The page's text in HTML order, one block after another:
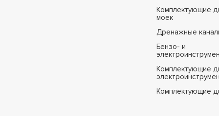
Комплектующие
моек
Дренажные
Бензо- и
Комплектующие
Комплектующие